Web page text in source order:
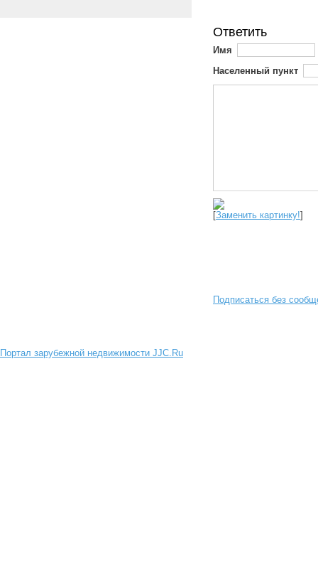
Ответить
Имя
Населенный пункт
[Заменить картинку!]
Подписаться без
Портал зарубежной недвижимости JJC.Ru